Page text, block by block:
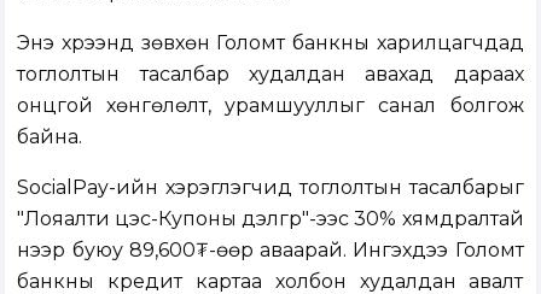
Энэ хүрээнд зөвхөн Голомт банкны харилцагчдад
тоглолтын тасалбар худалдан авахад дараах
онцгой хөнгөлөлт, урамшууллыг санал болгож
байна.
SocialPay-ийн хэрэглэгчид тоглолтын тасалбарыг
"Лояалти цэс-Купоны дэлгүүр"-ээс 30% хямдралтай
үнээр буюу 89,600₮-өөр аваарай. Ингэхдээ Голомт
банкны кредит картаа холбон худалдан авалт